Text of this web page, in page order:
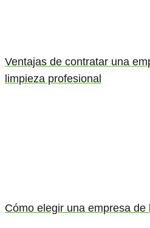
Ventajas de contratar una
limpieza profesional
Cómo elegir una empresa de